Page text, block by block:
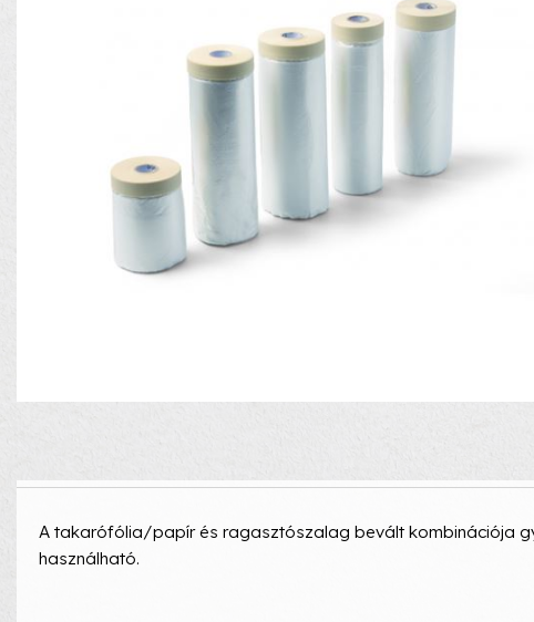
A takarófólia/papír és ragasztószalag bevált kombinációja
használható.